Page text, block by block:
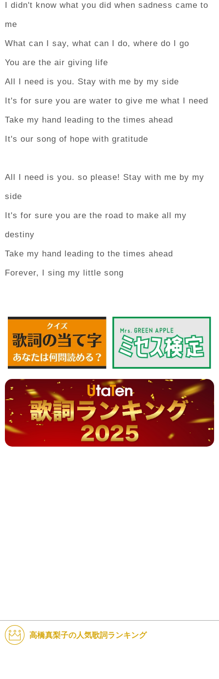
I didn't know what you did when sadness came to
me
What can I say, what can I do, where do I go
You are the air giving life
All I need is you. Stay with me by my side
It's for sure you are water to give me what I need
Take my hand leading to the times ahead
It's our song of hope with gratitude
All I need is you. so please! Stay with me by my
side
It's for sure you are the road to make all my
destiny
Take my hand leading to the times ahead
Forever, I sing my little song
高橋真梨子の人気歌詞ランキング